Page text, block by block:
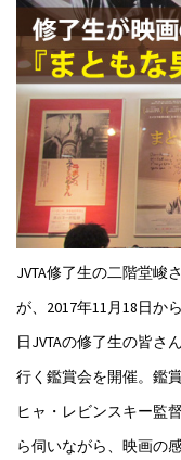
JVTA修了生の二階堂峻
が、2017年11月18日か
日JVTAの修了生の皆さ
行く鑑賞会を開催。鑑
ヒャ・レビンスキー監
ら伺いながら、映画の